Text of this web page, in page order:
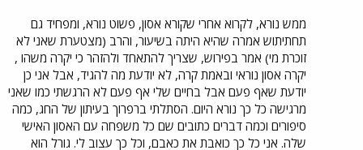
ממש נורא, לקרוא אחרי שקורא אסון, פשוט נורא, ומפחיד גם
תחתיתוש אמרה שהיא היתה בשיעור, והרב (מצטערת שאני לא
זוכרת מי) אמר בפירוש, שצריך להתאחד ולהזהר כי יקרה משהו ,
יקרה אסון נוראי ובאמת קרה, לא יודעת מה להגיד, אבל אני כן
יודעת שאף פעם אבל בחיים שלי אף פעם לא הרגשתי כמו שאני
מרגישה כל כך נורא היום. הסתלתי ברפרוך בעיתון של החג, כמה
סיפורים וכמה דברים כתובים שם כל משפחה עם האסון האישי
שלה. אני כל כך כואבת את כאבם, וכל כך עצוב לי. גורל הוא